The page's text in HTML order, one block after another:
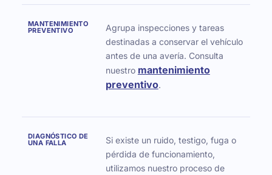
MANTENIMIENTO
PREVENTIVO
Agrupa inspecciones y tareas
destinadas a conservar el vehículo
antes de una avería. Consulta
nuestro mantenimiento
preventivo.
DIAGNÓSTICO DE
UNA FALLA
Si existe un ruido, testigo, fuga o
pérdida de funcionamiento,
utilizamos nuestro proceso de